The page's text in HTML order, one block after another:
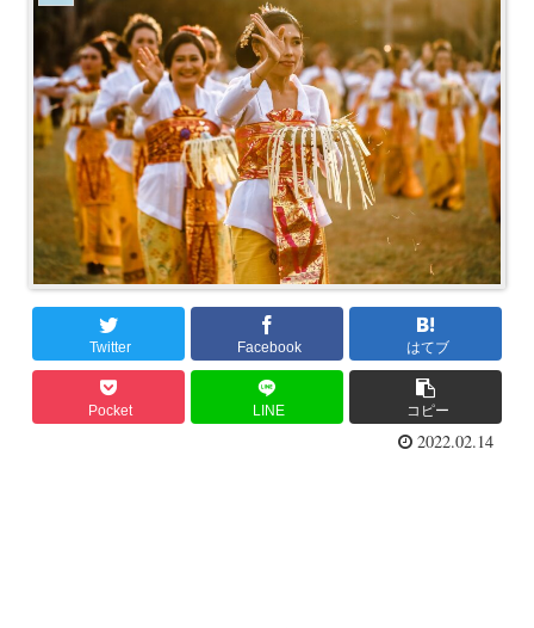
Twitter Facebook はてブ
Pocket LINE コピー
2022.02.14